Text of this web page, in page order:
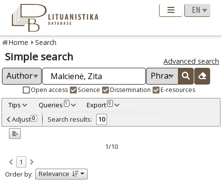
Home Search
Simple search Advanced search
Open access Science Dissemination E-resources
Tips Queries 1 Export 0
Adjusted by criteria 0
Year
Refine
Open access
Scientific publications 10
Adjust 0 Search results: 10
1/10
1
Order by:
Relevance